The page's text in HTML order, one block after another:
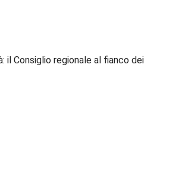
il Consiglio regionale al fianco dei